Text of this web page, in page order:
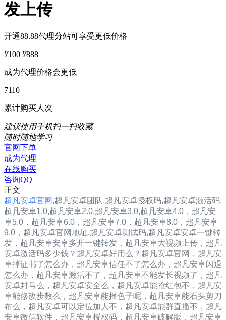
发上传
开通88.88代理分站可享受更低价格
¥100 ¥888
成为代理价格会更低
7110
累计购买人次
建议使用手机扫一扫收藏
随时随地学习
官网下单
成为代理
在线购买
咨询QQ
正文
超凡安卓官网 ,超凡安卓团队,超凡安卓授权码,超凡安卓激活码,
超凡安卓1.0,超凡安卓2.0,超凡安卓3.0,超凡安卓4.0， 超凡安
卓5.0， 超凡安卓6.0， 超凡安卓7.0， 超凡安卓8.0， 超凡安卓
9.0， 超凡安卓官网地址,超凡安卓测试码,超凡安卓安卓一键转
发， 超凡安卓安卓多开一键转发，超凡安卓大视频上传， 超凡
安卓激活码多少钱？超凡安卓好用么？超凡安卓官网，超凡安
卓掉证书了怎么办，超凡安卓信任不了怎么办，超凡安卓闪退
怎么办，超凡安卓激活不了，超凡安卓不能发长视频了，超凡
安卓封号么，超凡安卓安全么，超凡安卓能抢红包不，超凡安
卓能修改步数么，超凡安卓能摇色子呢，超凡安卓能石头剪刀
布么，超凡安卓可以定位加人不，超凡安卓能群直播不，超凡
安卓微信软件，超凡安卓授权码，超凡安卓破解版，超凡安卓